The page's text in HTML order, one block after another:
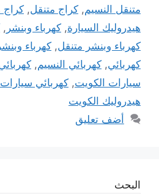
متنقل النسيم, كراج متنقل, كراج
هيدروليك السيارة, كهرباء وبنشر ,
كهرباء وبنشر متنقل, كهرباء
كهربائي, كهربائي النسيم,
سيارات الكويت, كهربائي
هيدروليك الكويت
أضف تعليق
البحث